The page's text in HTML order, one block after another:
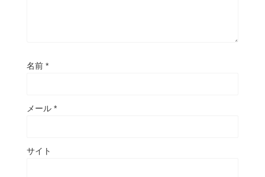
名前 *
メール *
サイト